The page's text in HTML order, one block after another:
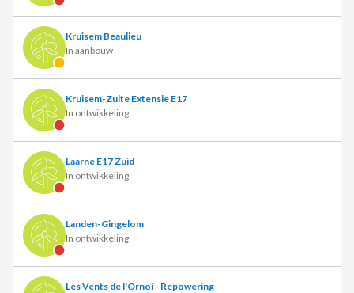
Kruisem Beaulieu
In aanbouw
Kruisem-Zulte Extensie E17
In ontwikkeling
Laarne E17 Zuid
In ontwikkeling
Landen-Gingelom
In ontwikkeling
Les Vents de l'Ornoi - Repowering